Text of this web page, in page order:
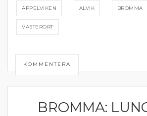
ÄPPELVIKEN ALVIK BROMMA
VÄSTERORT
KOMMENTERA
ÄTA UTEBROMMA: